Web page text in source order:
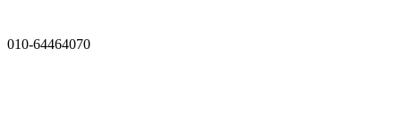
010-64464070